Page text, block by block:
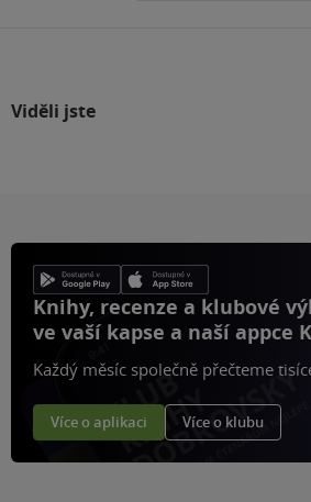
Viděli jste
Knihy, recenze a klubové
ve vaší kapse a naší appce
Každý měsíc společně přečteme
Více o aplikaci Více o klubu